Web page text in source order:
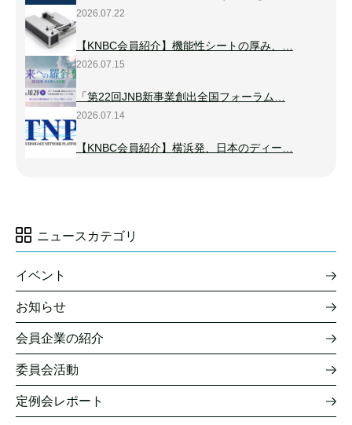
2026.07.22
【KNBC会員紹介】機能性シートの厚み、…
2026.07.15
「第22回JNB新事業創出全国フォーラム…
2026.07.14
【KNBC会員紹介】横浜発、日本のディー…
ニュースカテゴリ
イベント
お知らせ
会員企業の紹介
委員会活動
定例会レポート